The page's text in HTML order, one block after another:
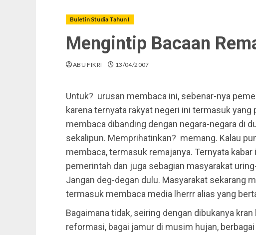
Buletin Studia Tahun I
Mengintip Bacaan
ABU FIKRI 13/04/2007
Untuk? urusan membaca ini, sebenar-nya
karena ternyata rakyat negeri ini termasuk yang
membaca dibanding dengan negara-negara di
sekalipun. Memprihatinkan? memang. Kalau
membaca, termasuk remajanya. Ternyata
pemerintah dan juga sebagian masyarakat
Jangan deg-degan dulu. Masyarakat sekarang
termasuk membaca media lherrr alias yang
Bagaimana tidak, seiring dengan dibukanya
reformasi, bagai jamur di musim hujan,